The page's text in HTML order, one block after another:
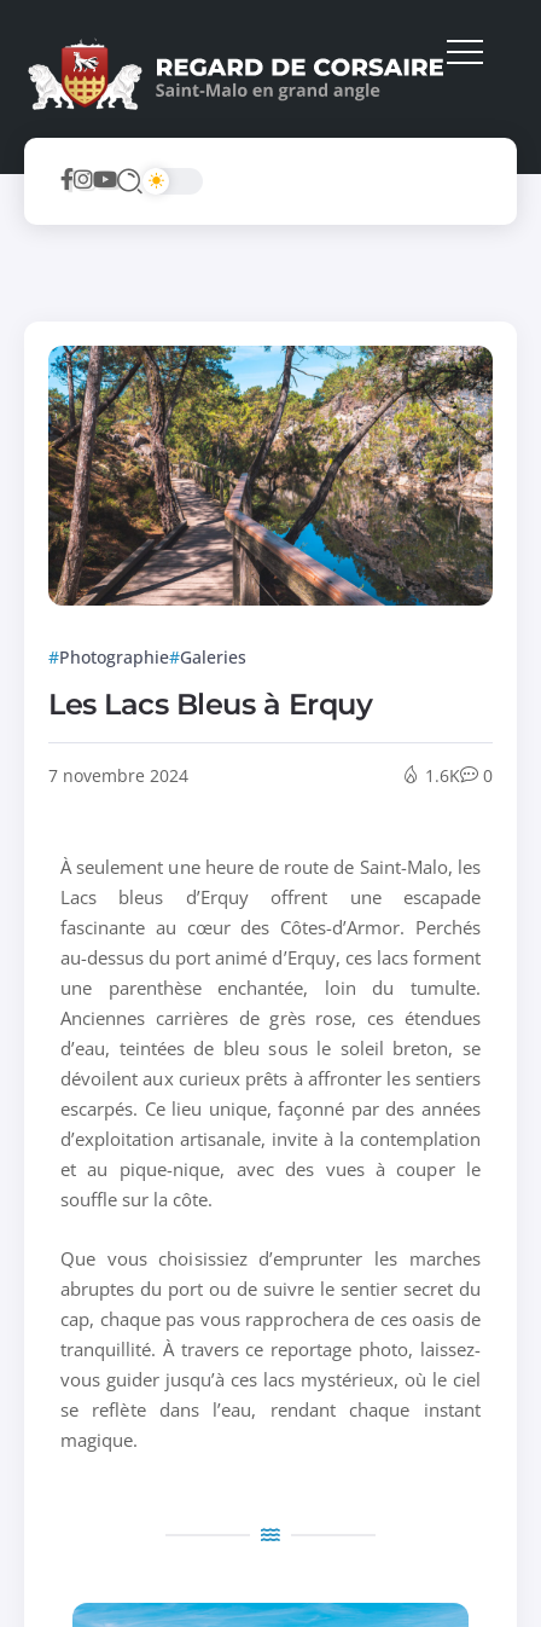
Photographie Galeries
Les Lacs Bleus à Erquy
7 novembre 2024 1.6K 0
À seulement une heure de route de Saint-Malo, les
Lacs bleus d’Erquy offrent une escapade
fascinante au cœur des Côtes-d’Armor. Perchés
au-dessus du port animé d’Erquy, ces lacs forment
une parenthèse enchantée, loin du tumulte.
Anciennes carrières de grès rose, ces étendues
d’eau, teintées de bleu sous le soleil breton, se
dévoilent aux curieux prêts à affronter les sentiers
escarpés. Ce lieu unique, façonné par des années
d’exploitation artisanale, invite à la contemplation
et au pique-nique, avec des vues à couper le
souffle sur la côte.
Que vous choisissiez d’emprunter les marches
abruptes du port ou de suivre le sentier secret du
cap, chaque pas vous rapprochera de ces oasis de
tranquillité. À travers ce reportage photo, laissez-
vous guider jusqu’à ces lacs mystérieux, où le ciel
se reflète dans l’eau, rendant chaque instant
magique.